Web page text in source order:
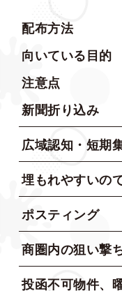
配布方法
向いている目的
注意点
新聞折り込み
広域認知・短期
埋もれやすいの
ポスティング
商圏内の狙い撃
投函不可物件、